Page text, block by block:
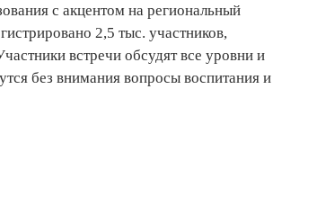
с акцентом на региональный
2,5 тыс. участников,
встречи обсудят все уровни и
без внимания вопросы воспитания и